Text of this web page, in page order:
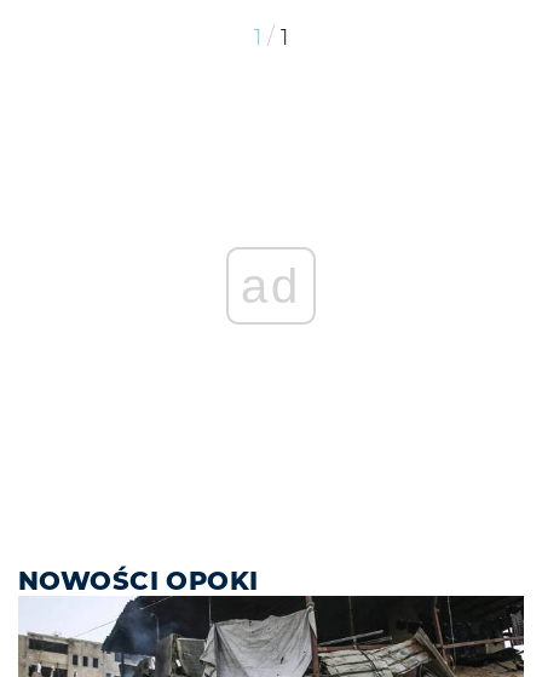
1 / 1
ad
NOWOŚCI OPOKI